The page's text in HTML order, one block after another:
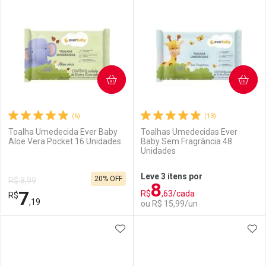
Comprar sem Desconto
Por R$ 34,03/cada
Comprar sem Desconto
Por R$ 34,03/cada
Comprar sem Desconto
Por R$ 52,99/cada
Comprar sem Desconto
Por R$ 52,99/cada
(6)
Toalha Umedecida Ever Baby
Aloe Vera Pocket 16 Unidades
R$ 8,99
R$7,19
20% OFF
COMPRAR
(13)
Toalhas Umedecidas Ever
Baby Sem Fragrância 48
Unidades
Leve 3 itens por
R$8,63/cada
ou R$ 15,99/un
COMPRAR
ADICIONAR AOS FAVORITOS